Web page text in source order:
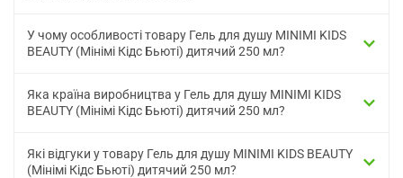
У чому особливості товару Гель для душу MINIMI KIDS
BEAUTY (Мінімі Кідс Бьюті) дитячий 250 мл?
Яка країна виробництва у Гель для душу MINIMI KIDS
BEAUTY (Мінімі Кідс Бьюті) дитячий 250 мл?
Які відгуки у товару Гель для душу MINIMI KIDS BEAUTY
(Мінімі Кідс Бьюті) дитячий 250 мл?